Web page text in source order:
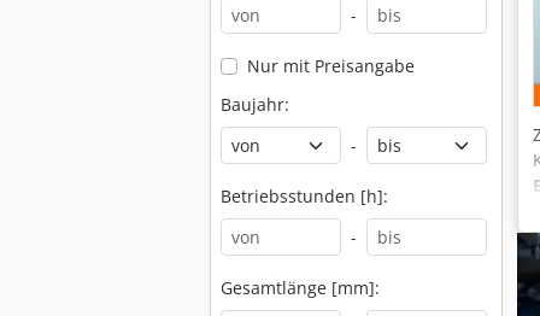
-
Nur mit Preisangabe
Baujahr:
-
Betriebsstunden [h]:
-
Gesamtlänge [mm]: